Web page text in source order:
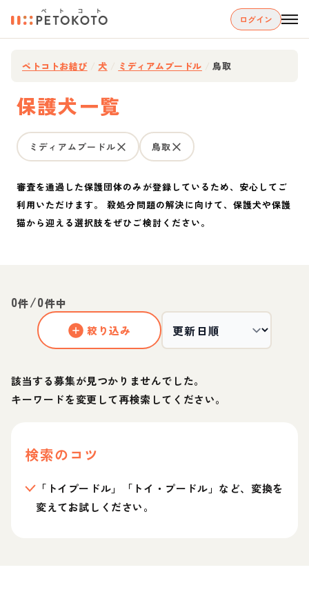
ログイン
ペトコトお結び 犬 ミディアムプードル 鳥取
保護犬一覧
ミディアムプードル 鳥取
審査を通過した保護団体のみが登録しているため、安心してご
利用いただけます。 殺処分問題の解決に向けて、保護犬や保護
猫から迎える選択肢をぜひご検討ください。
0件/0件中
絞り込み
該当する募集が見つかりませんでした。
キーワードを変更して再検索してください。
検索のコツ
「トイプードル」「トイ・プードル」など、変換を
変えてお試しください。